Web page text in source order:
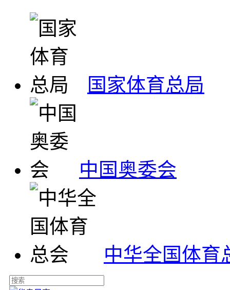
国家体育总局
中国奥委会
中华全国体育